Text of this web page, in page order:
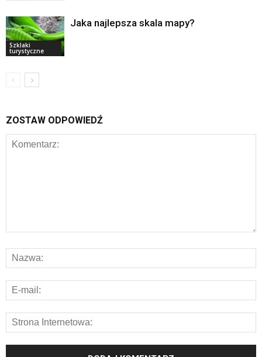
Szklaki
turystyczne
Jaka najlepsza skala mapy?
ZOSTAW ODPOWIEDŹ